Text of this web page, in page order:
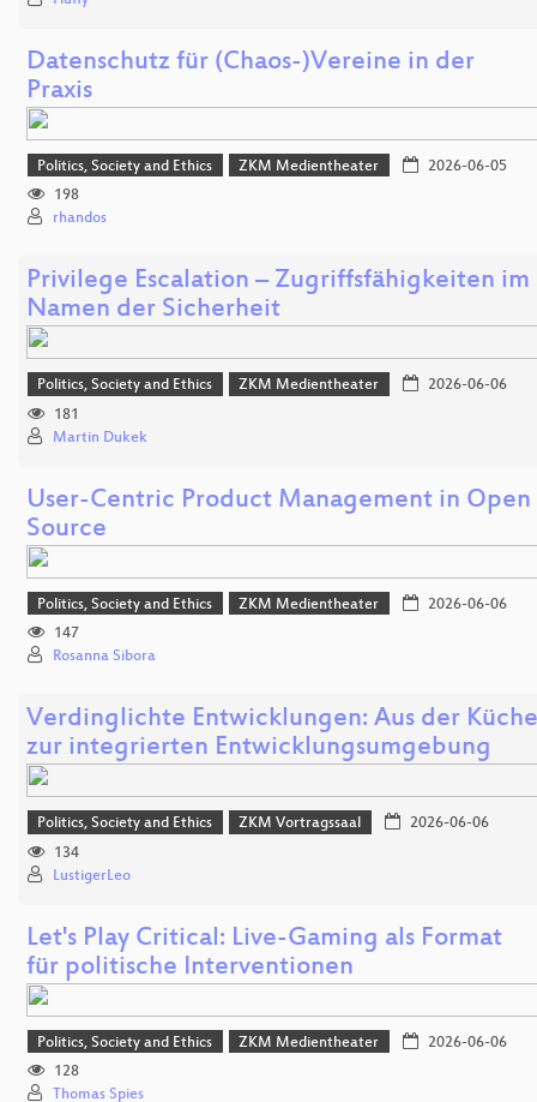
Datenschutz für (Chaos-)Vereine in der
Praxis
Politics, Society and Ethics ZKM Medientheater
2026-06-05
198
rhandos
Privilege Escalation – Zugriffsfähigkeiten im
Namen der Sicherheit
Politics, Society and Ethics ZKM Medientheater
2026-06-06
181
Martin Dukek
User-Centric Product Management in Open
Source
Politics, Society and Ethics ZKM Medientheater
2026-06-06
147
Rosanna Sibora
Verdinglichte Entwicklungen: Aus der Küche
zur integrierten Entwicklungsumgebung
Politics, Society and Ethics ZKM Vortragssaal
2026-06-06
134
LustigerLeo
Let's Play Critical: Live-Gaming als Format
für politische Interventionen
Politics, Society and Ethics ZKM Medientheater
2026-06-06
128
Thomas Spies